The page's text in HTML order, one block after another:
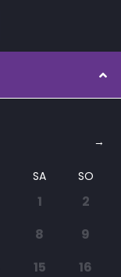
→
SA SO
1
2
8
9
15
16